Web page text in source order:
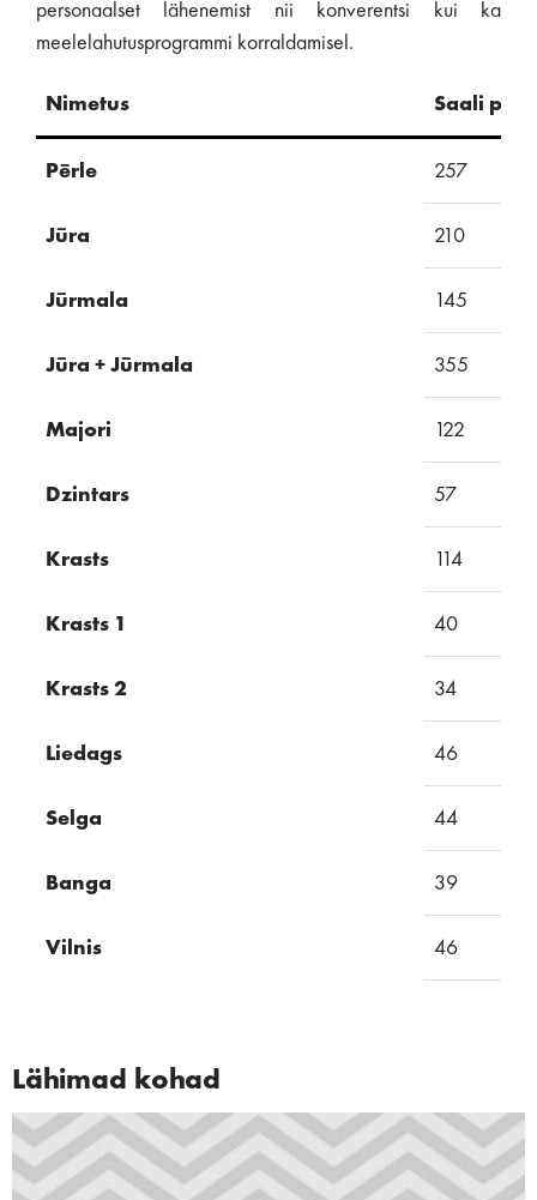
personaalset lähenemist nii konverentsi kui ka
meelelahutusprogrammi korraldamisel.
Nimetus Saali
Pērle 257
Jūra 210
Jūrmala 145
Jūra + Jūrmala 355
Majori 122
Dzintars 57
Krasts 114
Krasts 1 40
Krasts 2 34
Liedags 46
Selga 44
Banga 39
Vilnis 46
Lähimad kohad